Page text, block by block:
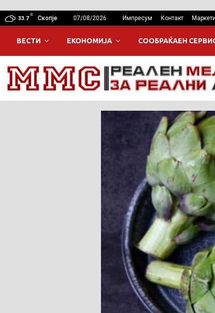
33.7
C
Скопје 07/08/2026 Импресум Контакт
ВЕСТИ ЕКОНОМИЈА СООБРАЌАЕН